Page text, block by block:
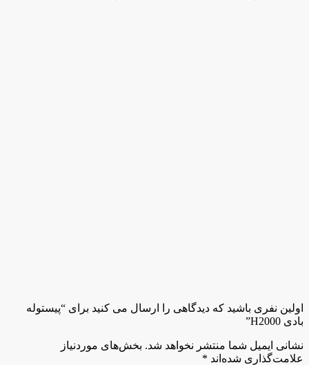
اولین نفری باشید که دیدگاهی را ارسال می کنید برای “پیستوله
بادی H2000”
نشانی ایمیل شما منتشر نخواهد شد. بخش‌های موردنیاز
علامت‌گذاری شده‌اند *